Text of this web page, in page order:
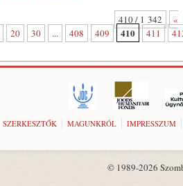
410 / 1 342
«
20 30 ... 408 409 410 411
SZERKESZTŐK MAGUNKRÓL IMPRESSZUM
© 1989-2026